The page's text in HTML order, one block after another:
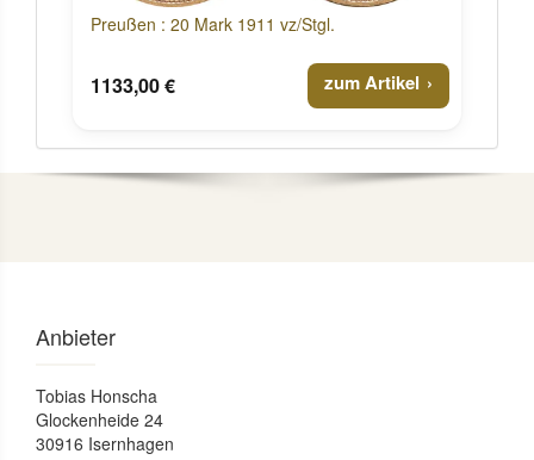
Preußen : 20 Mark 1911 vz/Stgl.
1133,00 € zum Artikel
Anbieter
Tobias Honscha
Glockenheide 24
30916 Isernhagen